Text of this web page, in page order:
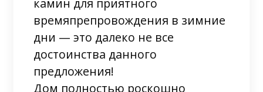
времяпрепровождения в зимние
дни — это далеко не все
достоинства данного
предложения!
Дом полностью роскошно